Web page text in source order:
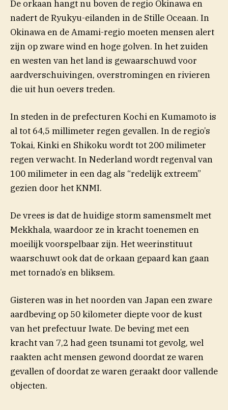
De orkaan hangt nu boven de regio Okinawa en
nadert de Ryukyu-eilanden in de Stille Oceaan. In
Okinawa en de Amami-regio moeten mensen alert
zijn op zware wind en hoge golven. In het zuiden
en westen van het land is gewaarschuwd voor
aardverschuivingen, overstromingen en rivieren
die uit hun oevers treden.
In steden in de prefecturen Kochi en Kumamoto is
al tot 64,5 millimeter regen gevallen. In de regio’s
Tokai, Kinki en Shikoku wordt tot 200 milimeter
regen verwacht. In Nederland wordt regenval van
100 milimeter in een dag als “redelijk extreem”
gezien door het KNMI.
De vrees is dat de huidige storm samensmelt met
Mekkhala, waardoor ze in kracht toenemen en
moeilijk voorspelbaar zijn. Het weerinstituut
waarschuwt ook dat de orkaan gepaard kan gaan
met tornado’s en bliksem.
Gisteren was in het noorden van Japan een zware
aardbeving op 50 kilometer diepte voor de kust
van het prefectuur Iwate. De beving met een
kracht van 7,2 had geen tsunami tot gevolg, wel
raakten acht mensen gewond doordat ze waren
gevallen of doordat ze waren geraakt door vallende
objecten.